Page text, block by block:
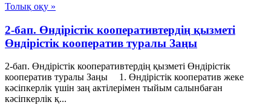
Толық оқу »
2-бап. Өндiрiстiк кооперативтердiң қызметi
Өндiрiстiк кооператив туралы Заңы
2-бап. Өндiрiстiк кооперативтердiң қызметi Өндiрiстiк
кооператив туралы Заңы 1. Өндiрiстiк кооператив жеке
кәсiпкерлiк үшiн заң актiлерiмен тыйым салынбаған
кәсiпкерлiк қ...